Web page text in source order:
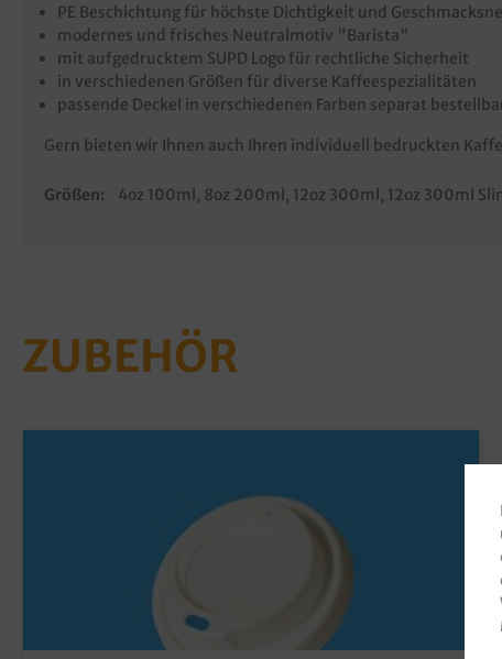
PE Beschichtung für höchste Dichtigkeit und
modernes und frisches Neutralmotiv "Barista"
mit aufgedrucktem SUPD Logo für rechtliche Sicherheit
in verschiedenen Größen für diverse Kaffeespezialitäten
passende Deckel in verschiedenen Farben separat
Gern bieten wir Ihnen auch Ihren individuell bedruckten
Größen: 4oz 100ml , 8oz 200ml , 12oz 300ml , 12oz 300ml
ZUBEHÖR